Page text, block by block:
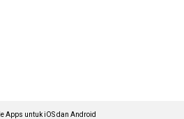
Apps untuk iOS dan Android